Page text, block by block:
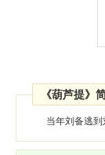
《葫芦提》
当年刘备逃